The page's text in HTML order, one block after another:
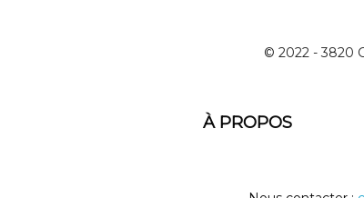
© 2022 - 3820
À PROPOS